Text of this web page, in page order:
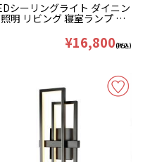
シーリングライト ダイニン
明 リビング 寝室ランプ 十
¥16,800(税込)